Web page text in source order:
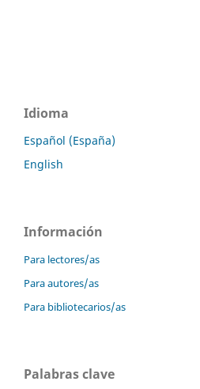
Idioma
Español (España)
English
Información
Para lectores/as
Para autores/as
Para bibliotecarios/as
Palabras clave